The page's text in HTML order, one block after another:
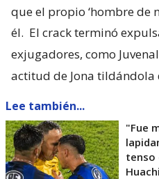
que el propio ‘hombre de
él. El crack terminó
exjugadores, como
actitud de Jona tildándola
Lee también...
"Fue
tenso